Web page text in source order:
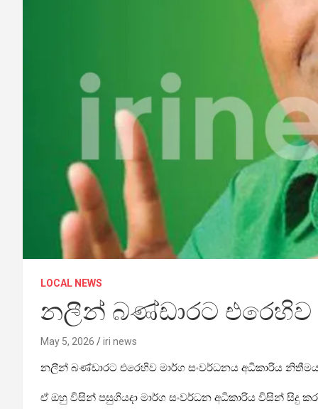
LOCAL NEWS
නලීන් බණ්ඩාරට එරෙහිව
May 5, 2026 iri news
නලීන් බණ්ඩාරට එරෙහිව මාර්ග සංවර්ධනය අධිකාරිය නිතීමය
ඒ ඔහු විසින් පසුගියදා මාර්ග සංවර්ධන අධිකාරිය විසින් සිදු